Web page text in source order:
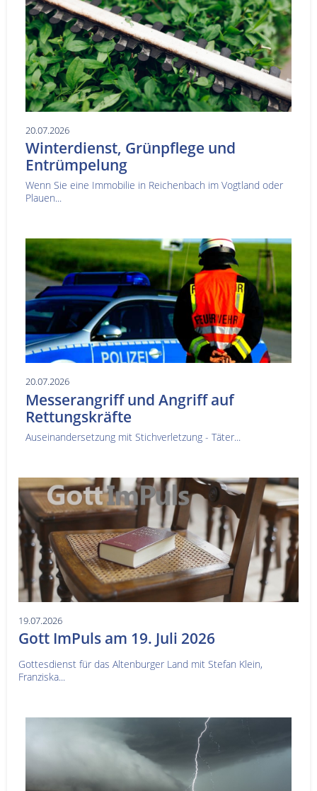
20.07.2026
Winterdienst, Grünpflege und
Entrümpelung
Wenn Sie eine Immobilie in Reichenbach im Vogtland oder
Plauen...
20.07.2026
Messerangriff und Angriff auf
Rettungskräfte
Auseinandersetzung mit Stichverletzung - Täter...
19.07.2026
Gott ImPuls am 19. Juli 2026
Gottesdienst für das Altenburger Land mit Stefan Klein,
Franziska...